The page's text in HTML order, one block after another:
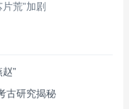
荒”加剧
”
古研究揭秘